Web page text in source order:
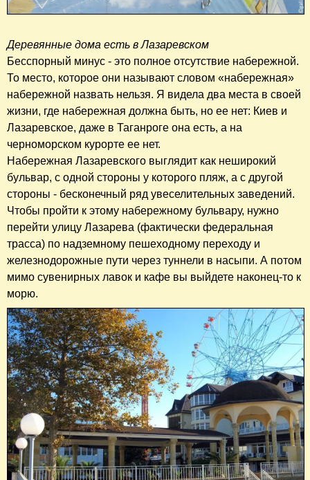
Деревянные дома есть в Лазаревском
Бесспорный минус - это полное отсутствие набережной.
То место, которое они называют словом «набережная»
набережной назвать нельзя. Я видела два места в своей
жизни, где набережная должна быть, но ее нет: Киев и
Лазаревское, даже в Таганроге она есть, а на
черноморском курорте ее нет.
Набережная Лазаревского выглядит как неширокий
бульвар, с одной стороны у которого пляж, а с другой
стороны - бесконечный ряд увеселительных заведений.
Чтобы пройти к этому набережному бульвару, нужно
перейти улицу Лазарева (фактически федеральная
трасса) по надземному пешеходному переходу и
железнодорожные пути через туннели в насыпи. А потом
мимо сувенирных лавок и кафе вы выйдете наконец-то к
морю.